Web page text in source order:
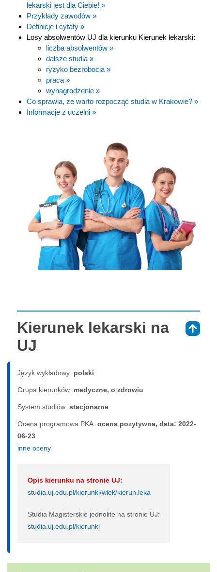
lekarski jest dla Ciebie! »
Przykłady zawodów »
Definicje i cytaty »
Losy absolwentów UJ dla kierunku Kierunek lekarski:
liczba absolwentów »
dalsze studia »
ryzyko bezrobocia »
praca »
wynagrodzenie »
Co sprawia, że warto rozpocząć studia w Krakowie? »
Informacje z uczelni »
Kierunek lekarski na
UJ
Język wykładowy: polski
Grupa kierunków: medyczne, o zdrowiu
System studiów: sta­cjo­nar­ne
Ocena programowa PKA: ocena pozytywna, data: 2022-
06-23
inne oceny
Opis kierunku na stronie UJ:
studia.uj.edu.pl/kierunki/wlek/kierun.leka
Studia Magisterskie jednolite na stronie UJ:
studia.uj.edu.pl/kierunki